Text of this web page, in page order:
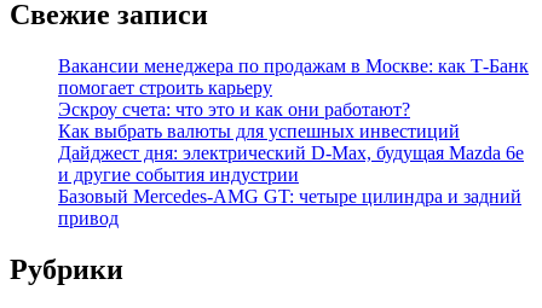
Свежие записи
Вакансии менеджера по продажам в Москве: как Т-Банк
помогает строить карьеру
Эскроу счета: что это и как они работают?
Как выбрать валюты для успешных инвестиций
Дайджест дня: электрический D-Max, будущая Mazda 6e
и другие события индустрии
Базовый Mercedes-AMG GT: четыре цилиндра и задний
привод
Рубрики